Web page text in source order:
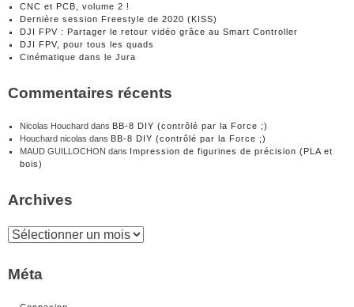
CNC et PCB, volume 2 !
Dernière session Freestyle de 2020 (KISS)
DJI FPV : Partager le retour vidéo grâce au Smart Controller
DJI FPV, pour tous les quads
Cinématique dans le Jura
Commentaires récents
Nicolas Houchard dans BB-8 DIY (contrôlé par la Force ;)
Houchard nicolas dans BB-8 DIY (contrôlé par la Force ;)
MAUD GUILLOCHON dans Impression de figurines de précision (PLA et
bois)
Archives
Archives
Méta